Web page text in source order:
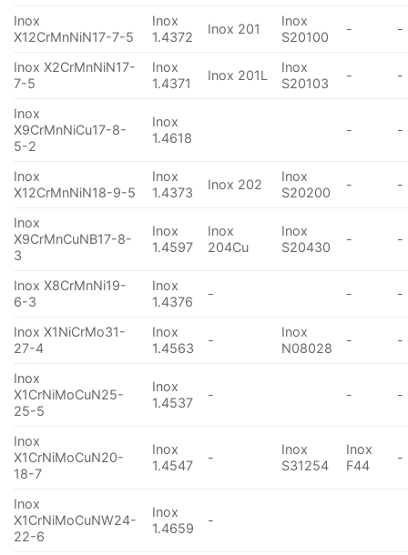
Inox
X12CrMnNiN17-7-5
Inox
1.4372
Inox 201
Inox
S20100
- -
Inox X2CrMnNiN17-
7-5
Inox
1.4371
Inox 201L
Inox
S20103
- -
Inox
X9CrMnNiCu17-8-
5-2
Inox
1.4618
- -
Inox
X12CrMnNiN18-9-5
Inox
1.4373
Inox 202
Inox
S20200
- -
Inox
X9CrMnCuNB17-8-
3
Inox
1.4597
Inox
204Cu
Inox
S20430
- -
Inox X8CrMnNi19-
6-3
Inox
1.4376
- - -
Inox X1NiCrMo31-
27-4
Inox
1.4563
-
Inox
N08028
- -
Inox
X1CrNiMoCuN25-
25-5
Inox
1.4537
- - -
Inox
X1CrNiMoCuN20-
18-7
Inox
1.4547
-
Inox
S31254
Inox
F44
-
Inox
X1CrNiMoCuNW24-
22-6
Inox
1.4659
-